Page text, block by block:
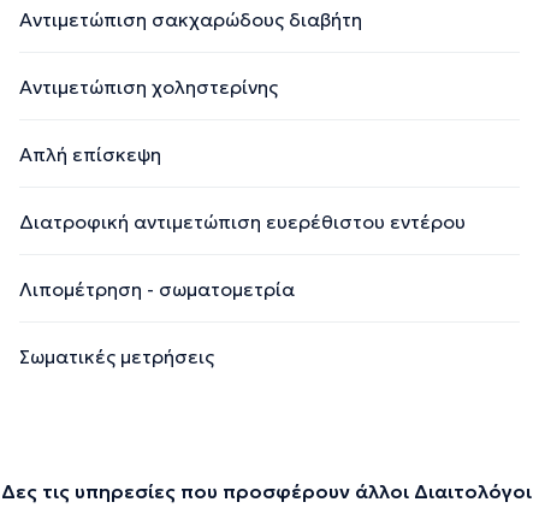
Αντιμετώπιση σακχαρώδους διαβήτη
Αντιμετώπιση χοληστερίνης
Απλή επίσκεψη
Διατροφική αντιμετώπιση ευερέθιστου εντέρου
Λιπομέτρηση - σωματομετρία
Σωματικές μετρήσεις
Δες τις υπηρεσίες που προσφέρουν άλλοι Διαιτολόγοι